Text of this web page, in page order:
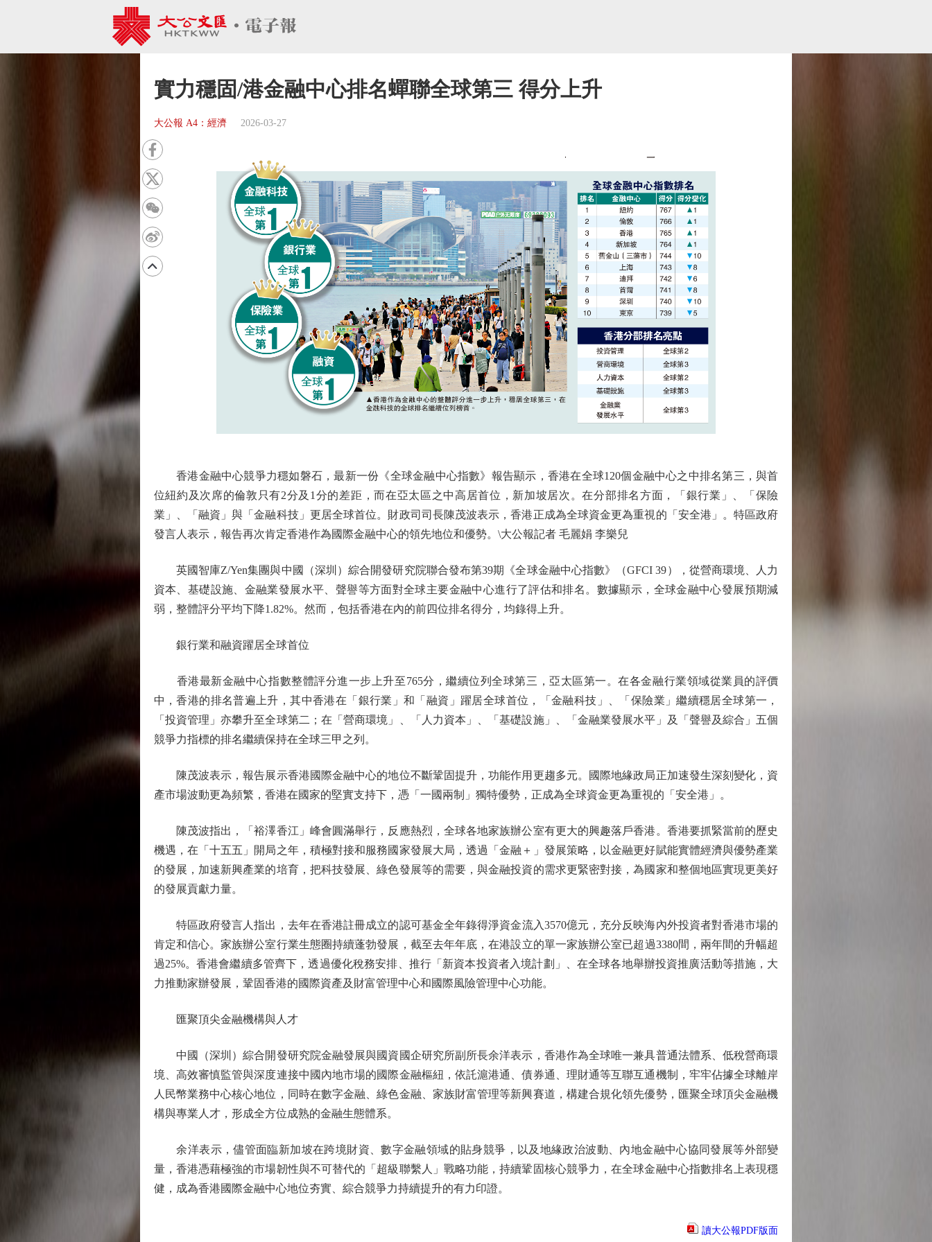
實力穩固/港金融中心排名蟬聯全球第三 得分上升
大公報 A4：經濟 2026-03-27
香港金融中心競爭力穩如磐石，最新一份《全球金融中心指數》報告顯示，香港在全球120個金融中心之中排名第三，與首
位紐約及次席的倫敦只有2分及1分的差距，而在亞太區之中高居首位，新加坡居次。在分部排名方面，「銀行業」、「保險
業」、「融資」與「金融科技」更居全球首位。財政司司長陳茂波表示，香港正成為全球資金更為重視的「安全港」。特區政府
發言人表示，報告再次肯定香港作為國際金融中心的領先地位和優勢。\大公報記者 毛麗娟 李樂兒
英國智庫Z/Yen集團與中國（深圳）綜合開發研究院聯合發布第39期《全球金融中心指數》（GFCI 39），從營商環境、人力
資本、基礎設施、金融業發展水平、聲譽等方面對全球主要金融中心進行了評估和排名。數據顯示，全球金融中心發展預期減
弱，整體評分平均下降1.82%。然而，包括香港在內的前四位排名得分，均錄得上升。
銀行業和融資躍居全球首位
香港最新金融中心指數整體評分進一步上升至765分，繼續位列全球第三，亞太區第一。在各金融行業領域從業員的評價
中，香港的排名普遍上升，其中香港在「銀行業」和「融資」躍居全球首位，「金融科技」、「保險業」繼續穩居全球第一，
「投資管理」亦攀升至全球第二；在「營商環境」、「人力資本」、「基礎設施」、「金融業發展水平」及「聲譽及綜合」五個
競爭力指標的排名繼續保持在全球三甲之列。
陳茂波表示，報告展示香港國際金融中心的地位不斷鞏固提升，功能作用更趨多元。國際地緣政局正加速發生深刻變化，資
產市場波動更為頻繁，香港在國家的堅實支持下，憑「一國兩制」獨特優勢，正成為全球資金更為重視的「安全港」。
陳茂波指出，「裕澤香江」峰會圓滿舉行，反應熱烈，全球各地家族辦公室有更大的興趣落戶香港。香港要抓緊當前的歷史
機遇，在「十五五」開局之年，積極對接和服務國家發展大局，透過「金融＋」發展策略，以金融更好賦能實體經濟與優勢產業
的發展，加速新興產業的培育，把科技發展、綠色發展等的需要，與金融投資的需求更緊密對接，為國家和整個地區實現更美好
的發展貢獻力量。
特區政府發言人指出，去年在香港註冊成立的認可基金全年錄得淨資金流入3570億元，充分反映海內外投資者對香港市場的
肯定和信心。家族辦公室行業生態圈持續蓬勃發展，截至去年年底，在港設立的單一家族辦公室已超過3380間，兩年間的升幅超
過25%。香港會繼續多管齊下，透過優化稅務安排、推行「新資本投資者入境計劃」、在全球各地舉辦投資推廣活動等措施，大
力推動家辦發展，鞏固香港的國際資產及財富管理中心和國際風險管理中心功能。
匯聚頂尖金融機構與人才
中國（深圳）綜合開發研究院金融發展與國資國企研究所副所長余洋表示，香港作為全球唯一兼具普通法體系、低稅營商環
境、高效審慎監管與深度連接中國內地市場的國際金融樞紐，依託滬港通、債券通、理財通等互聯互通機制，牢牢佔據全球離岸
人民幣業務中心核心地位，同時在數字金融、綠色金融、家族財富管理等新興賽道，構建合規化領先優勢，匯聚全球頂尖金融機
構與專業人才，形成全方位成熟的金融生態體系。
余洋表示，儘管面臨新加坡在跨境財資、數字金融領域的貼身競爭，以及地緣政治波動、內地金融中心協同發展等外部變
量，香港憑藉極強的市場韌性與不可替代的「超級聯繫人」戰略功能，持續鞏固核心競爭力，在全球金融中心指數排名上表現穩
健，成為香港國際金融中心地位夯實、綜合競爭力持續提升的有力印證。
讀大公報PDF版面